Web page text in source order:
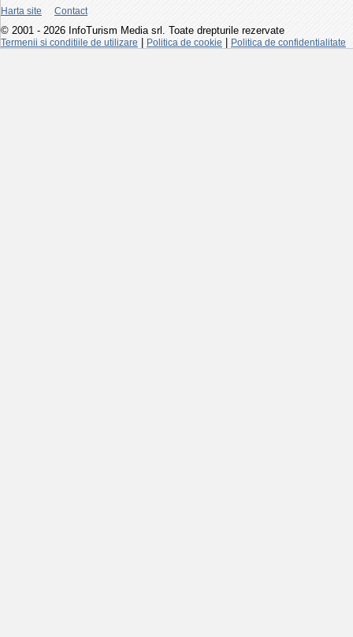
Harta site Contact
© 2001 - 2026 InfoTurism Media srl. Toate drepturile rezervate
Termenii si conditiile de utilizare Politica de cookie Politica de confidentialitate